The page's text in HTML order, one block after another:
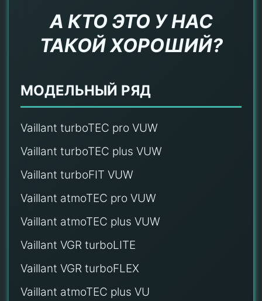
А КТО ЭТО У НАС
ТАКОЙ ХОРОШИЙ?
МОДЕЛЬНЫЙ РЯД
Vaillant turboTEC pro VUW
Vaillant turboTEC plus VUW
Vaillant turboFIT VUW
Vaillant atmoTEC pro VUW
Vaillant atmoTEC plus VUW
Vaillant VGR turboLITE
Vaillant VGR turboFLEX
Vaillant atmoTEC plus VU